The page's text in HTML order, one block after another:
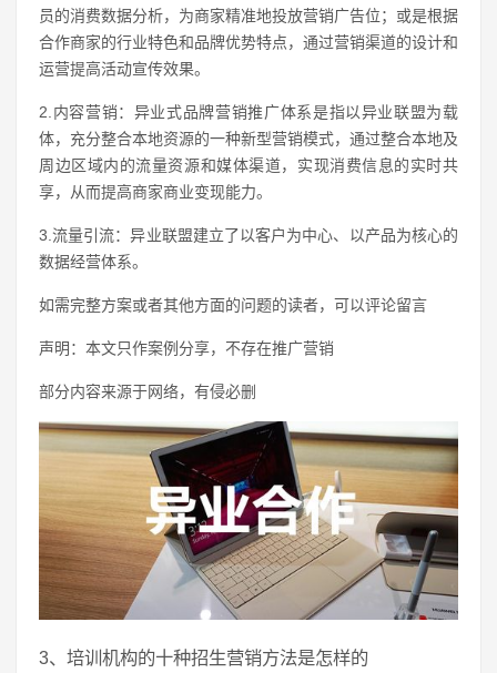
员的消费数据分析，为商家精准地投放营销广告位；或是根据
合作商家的行业特色和品牌优势特点，通过营销渠道的设计和
运营提高活动宣传效果。
2.内容营销：异业式品牌营销推广体系是指以异业联盟为载
体，充分整合本地资源的一种新型营销模式，通过整合本地及
周边区域内的流量资源和媒体渠道，实现消费信息的实时共
享，从而提高商家商业变现能力。
3.流量引流：异业联盟建立了以客户为中心、以产品为核心的
数据经营体系。
如需完整方案或者其他方面的问题的读者，可以评论留言
声明：本文只作案例分享，不存在推广营销
部分内容来源于网络，有侵必删
3、培训机构的十种招生营销方法是怎样的